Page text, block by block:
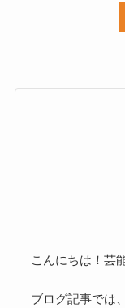
こんにちは！芸
ブログ記事では